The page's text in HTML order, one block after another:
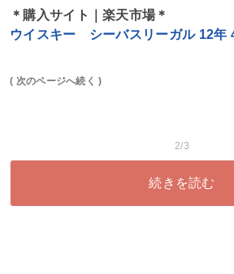
＊購入サイト｜楽天市場＊
ウイスキー シーバスリーガル 12年
( 次のページへ続く )
2/3
続きを読む